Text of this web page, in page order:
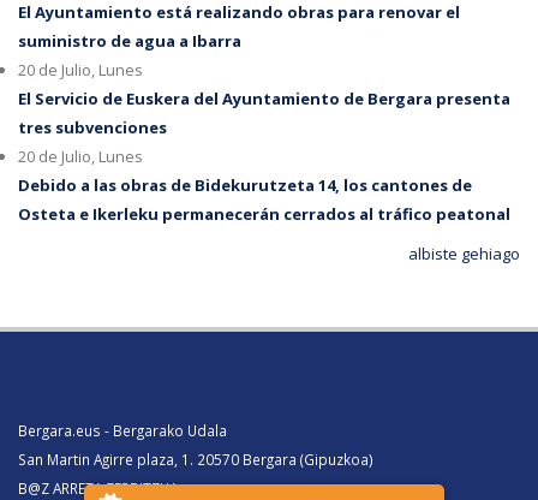
El Ayuntamiento está realizando obras para renovar el
suministro de agua a Ibarra
20 de Julio, Lunes
El Servicio de Euskera del Ayuntamiento de Bergara presenta
tres subvenciones
20 de Julio, Lunes
Debido a las obras de Bidekurutzeta 14, los cantones de
Osteta e Ikerleku permanecerán cerrados al tráfico peatonal
albiste gehiago
Bergara.eus - Bergarako Udala
San Martin Agirre plaza, 1. 20570 Bergara (Gipuzkoa)
B@Z ARRETA ZERBITZUA: